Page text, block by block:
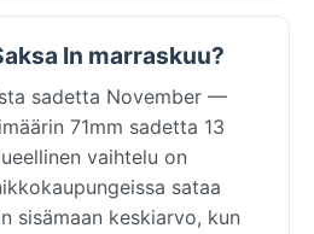
In marraskuu?
sadetta November —
71mm sadetta 13
vaihtelu on
sataa
sisämaan keskiarvo, kun